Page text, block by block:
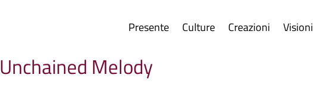
Presente Culture Creazioni Visioni
Unchained Melody